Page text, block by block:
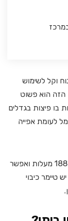
וקל לשימוש
הזה הוא פשוט
פיצות בגדלים
בצריכת החשמל לעומת אפייה
הטמפרטורה המקסימלית שהוא מגיע אליה היא 188 מעלות ואפשר
טיימר כיבוי